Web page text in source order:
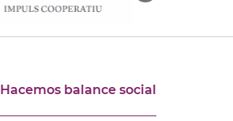
Hacemos balance social